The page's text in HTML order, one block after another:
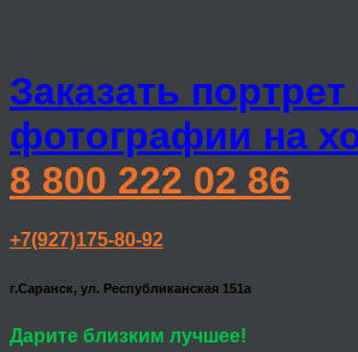
Заказать портрет
фотографии на
8 800 222 02 86
+7(927)175-80-92
г.Саранск, ул. Республиканская 151а
Дарите близким лучшее!